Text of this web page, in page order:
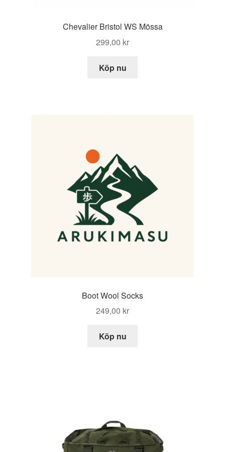
Chevalier Bristol WS Mössa
299,00 kr
Köp nu
Boot Wool Socks
249,00 kr
Köp nu